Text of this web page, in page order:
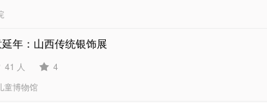
年：山西传统银饰展
41 人
4
童博物馆